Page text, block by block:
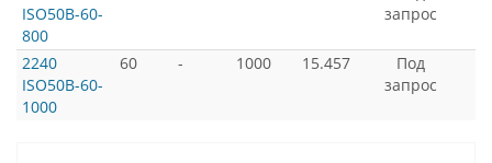
ISO50B-60-
800
запрос
2240
ISO50B-60-
1000
60 - 1000 15.457
Под
запрос